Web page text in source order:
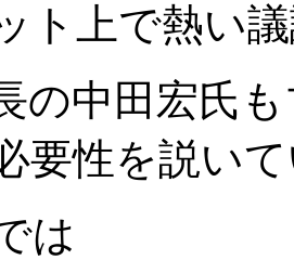
ト上で熱い
の中田宏氏
要性を説い
は